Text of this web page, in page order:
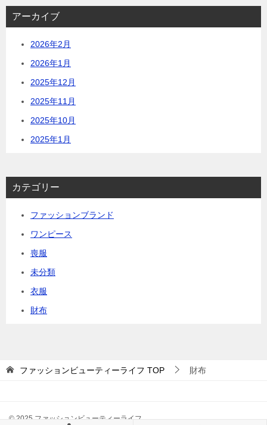
アーカイブ
2026年2月
2026年1月
2025年12月
2025年11月
2025年10月
2025年1月
カテゴリー
ファッションブランド
ワンピース
喪服
未分類
衣服
財布
ファッションビューティーライフ TOP 財布
© 2025 ファッションビューティーライフ